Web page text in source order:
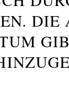
DIE